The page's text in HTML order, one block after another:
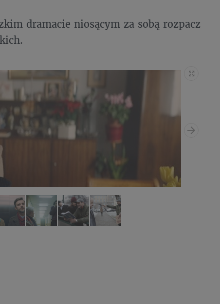
dramacie niosącym za sobą rozpacz